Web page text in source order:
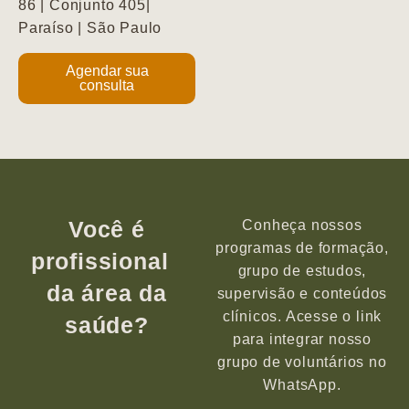
86 | Conjunto 405|
Paraíso | São Paulo
Agendar sua
consulta
Você é
profissional
da área da
saúde?
Conheça nossos
programas de formação,
grupo de estudos,
supervisão e conteúdos
clínicos. Acesse o link
para integrar nosso
grupo de voluntários no
WhatsApp.